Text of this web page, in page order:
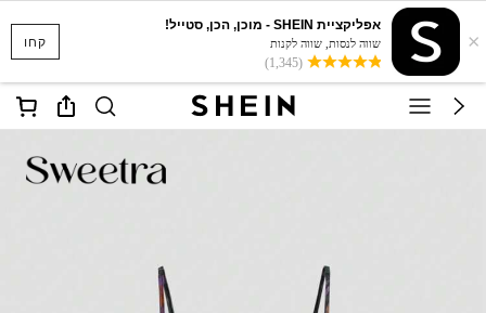
קחו ×
אפליקציית SHEIN - מוכן, הכן, סטייל!
שווה לנסות, שווה לקנות
(1,345)